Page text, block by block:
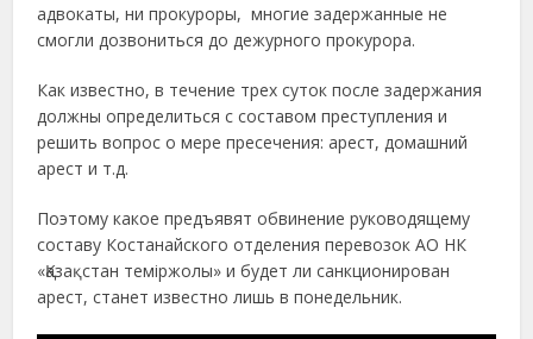
адвокаты, ни прокуроры, многие задержанные не
смогли дозвониться до дежурного прокурора.
Как известно, в течение трех суток после задержания
должны определиться с составом преступления и
решить вопрос о мере пресечения: арест, домашний
арест и т.д.
Поэтому какое предъявят обвинение руководящему
составу Костанайского отделения перевозок АО НК
«Қазақстан теміржолы» и будет ли санкционирован
арест, станет известно лишь в понедельник.